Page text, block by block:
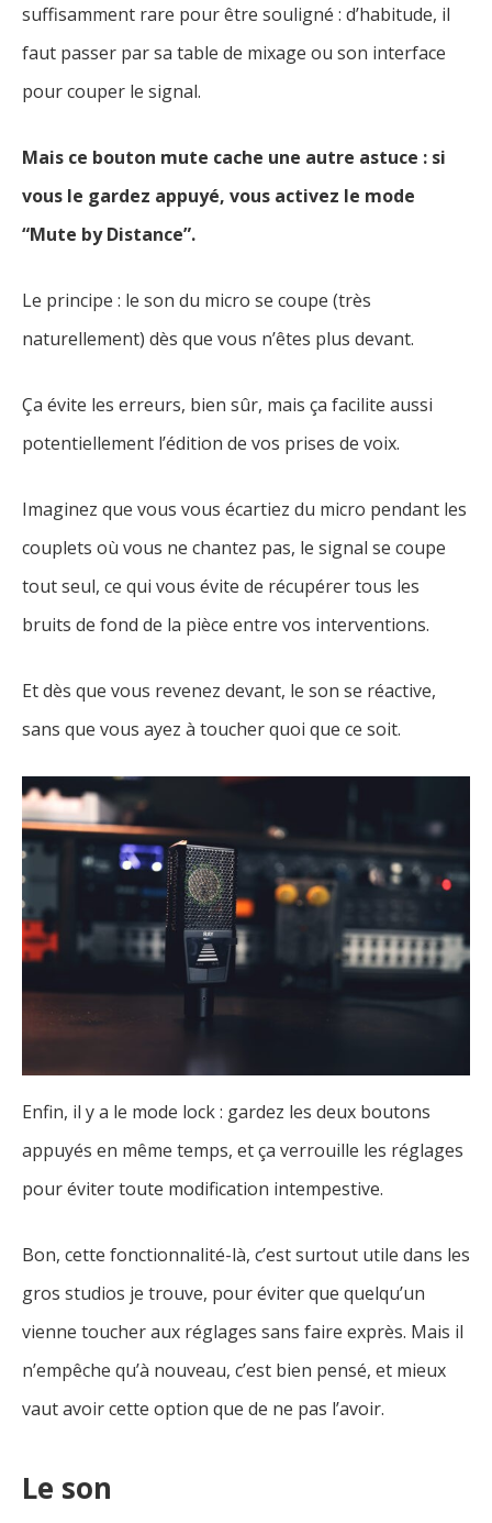
suffisamment rare pour être souligné : d’habitude, il
faut passer par sa table de mixage ou son interface
pour couper le signal.
Mais ce bouton mute cache une autre astuce : si
vous le gardez appuyé, vous activez le mode
“Mute by Distance”.
Le principe : le son du micro se coupe (très
naturellement) dès que vous n’êtes plus devant.
Ça évite les erreurs, bien sûr, mais ça facilite aussi
potentiellement l’édition de vos prises de voix.
Imaginez que vous vous écartiez du micro pendant les
couplets où vous ne chantez pas, le signal se coupe
tout seul, ce qui vous évite de récupérer tous les
bruits de fond de la pièce entre vos interventions.
Et dès que vous revenez devant, le son se réactive,
sans que vous ayez à toucher quoi que ce soit.
Enfin, il y a le mode lock : gardez les deux boutons
appuyés en même temps, et ça verrouille les réglages
pour éviter toute modification intempestive.
Bon, cette fonctionnalité-là, c’est surtout utile dans les
gros studios je trouve, pour éviter que quelqu’un
vienne toucher aux réglages sans faire exprès. Mais il
n’empêche qu’à nouveau, c’est bien pensé, et mieux
vaut avoir cette option que de ne pas l’avoir.
Le son